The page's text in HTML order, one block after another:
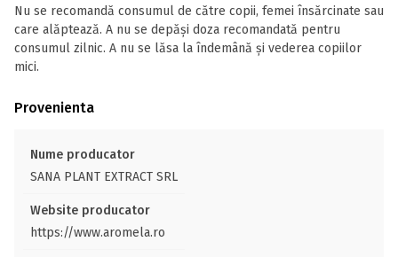
Nu se recomandă consumul de către copii, femei însărcinate sau
care alăptează. A nu se depăși doza recomandată pentru
consumul zilnic. A nu se lăsa la îndemână și vederea copiilor
mici.
Provenienta
Nume producator
SANA PLANT EXTRACT SRL
Website producator
https://www.aromela.ro